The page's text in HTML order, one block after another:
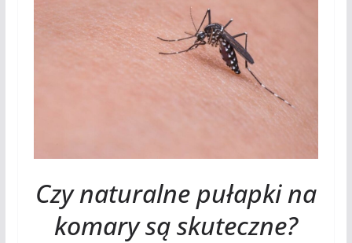
Czy naturalne pułapki na
komary są skuteczne?